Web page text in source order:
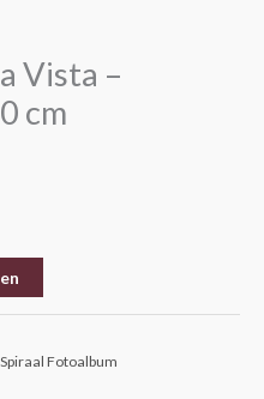
Vista –
cm
Spiraal Fotoalbum